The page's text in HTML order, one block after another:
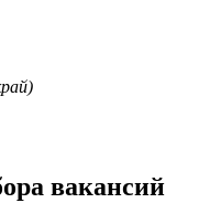
вакансий